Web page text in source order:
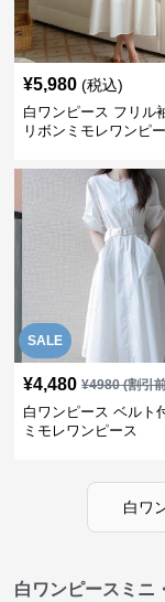
¥5,980 (税込)
白ワンピース フリル
リボンミモレワンピ
SALE
¥4,480 ¥4980(割引
白ワンピース ベルト
ミモレワンピース
白ワ
白ワンピースミニ